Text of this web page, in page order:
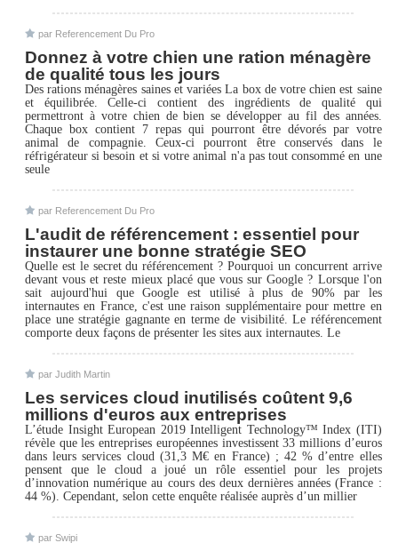
par Referencement Du Pro
Donnez à votre chien une ration ménagère
de qualité tous les jours
Des rations ménagères saines et variées La box de votre chien est saine
et équilibrée. Celle-ci contient des ingrédients de qualité qui
permettront à votre chien de bien se développer au fil des années.
Chaque box contient 7 repas qui pourront être dévorés par votre
animal de compagnie. Ceux-ci pourront être conservés dans le
réfrigérateur si besoin et si votre animal n'a pas tout consommé en une
seule
par Referencement Du Pro
L'audit de référencement : essentiel pour
instaurer une bonne stratégie SEO
Quelle est le secret du référencement ? Pourquoi un concurrent arrive
devant vous et reste mieux placé que vous sur Google ? Lorsque l'on
sait aujourd'hui que Google est utilisé à plus de 90% par les
internautes en France, c'est une raison supplémentaire pour mettre en
place une stratégie gagnante en terme de visibilité. Le référencement
comporte deux façons de présenter les sites aux internautes. Le
par Judith Martin
Les services cloud inutilisés coûtent 9,6
millions d'euros aux entreprises
L’étude Insight European 2019 Intelligent Technology™ Index (ITI)
révèle que les entreprises européennes investissent 33 millions d’euros
dans leurs services cloud (31,3 M€ en France) ; 42 % d’entre elles
pensent que le cloud a joué un rôle essentiel pour les projets
d’innovation numérique au cours des deux dernières années (France :
44 %). Cependant, selon cette enquête réalisée auprès d’un millier
par Swipi